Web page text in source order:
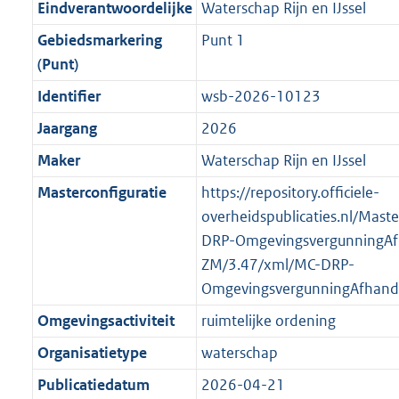
f
o
m
a
a
t
b
n
f
r
m
a
a
t
b
i
n
o
r
m
a
a
t
b
e
i
f
o
r
m
a
a
7
o
o
t
e
:
2
K
b
r
t
t
e
:
2
K
b
Eindverantwoordelijke Waterschap Rijn en IJssel
Gebiedsmarkering
(Punt)
Punt 1
Identifier
wsb-2026-10123
Jaargang
2026
Maker
Waterschap Rijn en IJssel
Masterconfiguratie
https://repository.officiele-
overheidspublicaties.nl/
DRP-
ZM/3.47/xml/MC-DRP-
Omgevingsactiviteit
ruimtelijke ordening
Organisatietype
waterschap
Publicatiedatum
2026-04-21